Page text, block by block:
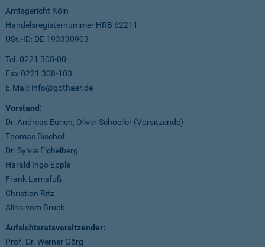
Amtsgericht Köln
Handelsregisternummer HRB 62211
USt.-ID: DE 193330903
Tel. 0221 308-00
Fax 0221 308-103
E-Mail: info@gothaer.de
Vorstand:
Dr. Andreas Eurich, Oliver Schoeller (Vorsitzende)
Thomas Bischof
Dr. Sylvia Eichelberg
Harald Ingo Epple
Frank Lamsfuß
Christian Ritz
Alina vom Bruck
Aufsichtsratsvorsitzender:
Prof. Dr. Werner Görg